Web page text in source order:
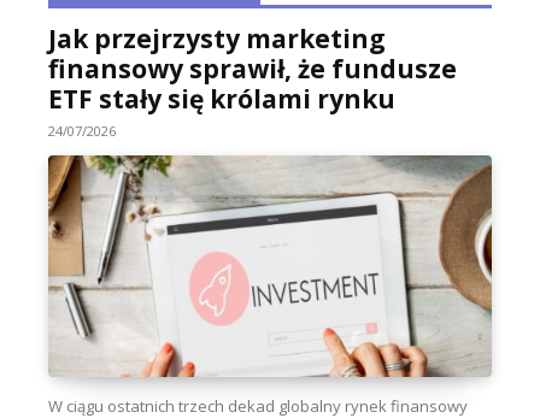
Jak przejrzysty marketing
finansowy sprawił, że fundusze
ETF stały się królami rynku
24/07/2026
W ciągu ostatnich trzech dekad globalny rynek finansowy